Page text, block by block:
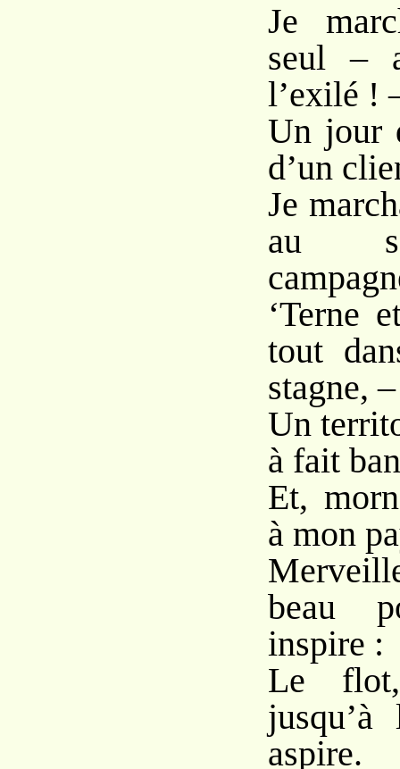
Je
seul –
l’exilé !
Un jour
d’un
Je
au
‘Terne
tout
stagne, –
Un
à fait
Et,
à mon
beau
inspire :
Le
aspire.